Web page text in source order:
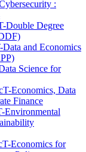
:
Double Degree
and Economics
Science for
Economics, Data
Finance
Environmental
Economics for